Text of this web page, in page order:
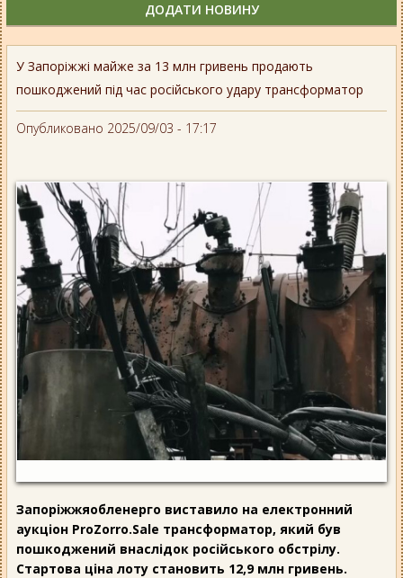
У Запоріжжі майже за 13 млн гривень продають
пошкоджений під час російського удару трансформатор
Опубликовано 2025/09/03 - 17:17
Запоріжжяобленерго виставило на електронний
аукціон ProZorro.Sale трансформатор, який був
пошкоджений внаслідок російського обстрілу.
Стартова ціна лоту становить 12,9 млн гривень.
ДОДАТИ НОВИНУ